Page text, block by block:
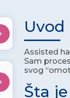
Uvod
Assisted
Sam
svog
Šta